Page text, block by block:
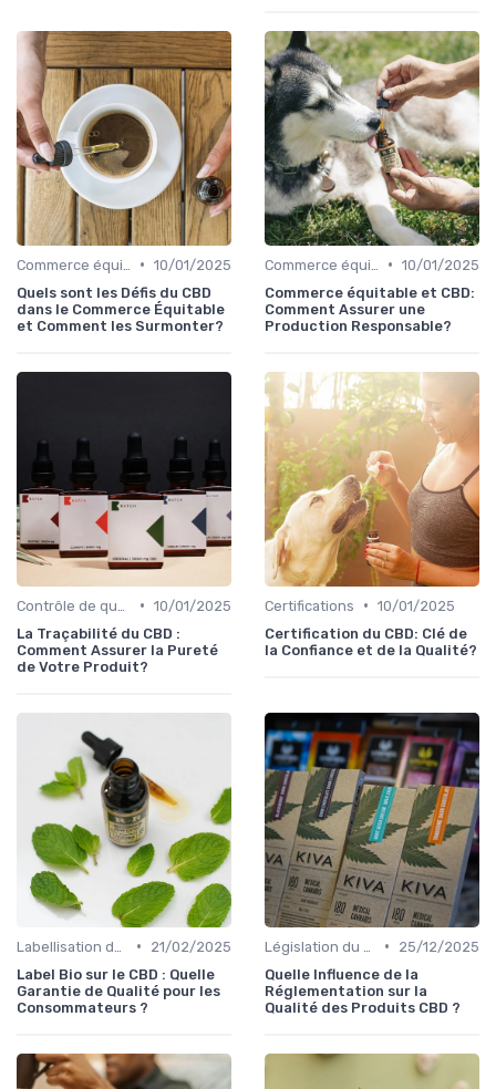
• 10/01/2025
Quels sont les Défis du CBD
dans le Commerce Équitable
et Comment les Surmonter?
• 10/01/2025
Commerce équitable et CBD:
Comment Assurer une
Production Responsable?
• 10/01/2025
La Traçabilité du CBD :
Comment Assurer la Pureté
de Votre Produit?
Certifications • 10/01/2025
Certification du CBD: Clé de
la Confiance et de la Qualité?
•
21/02/2025
Label Bio sur le CBD : Quelle
Garantie de Qualité pour les
Consommateurs ?
•
25/12/2025
Quelle Influence de la
Réglementation sur la
Qualité des Produits CBD ?